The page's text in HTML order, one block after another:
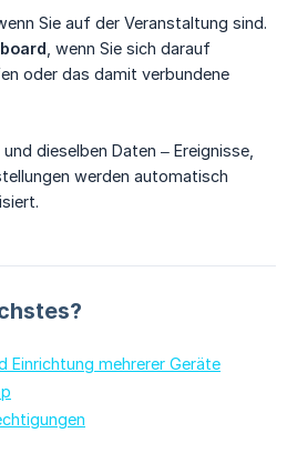
wenn Sie auf der Veranstaltung sind.
, wenn Sie sich darauf
oder das damit verbundene
dieselben Daten – Ereignisse,
werden automatisch
Einrichtung mehrerer Geräte